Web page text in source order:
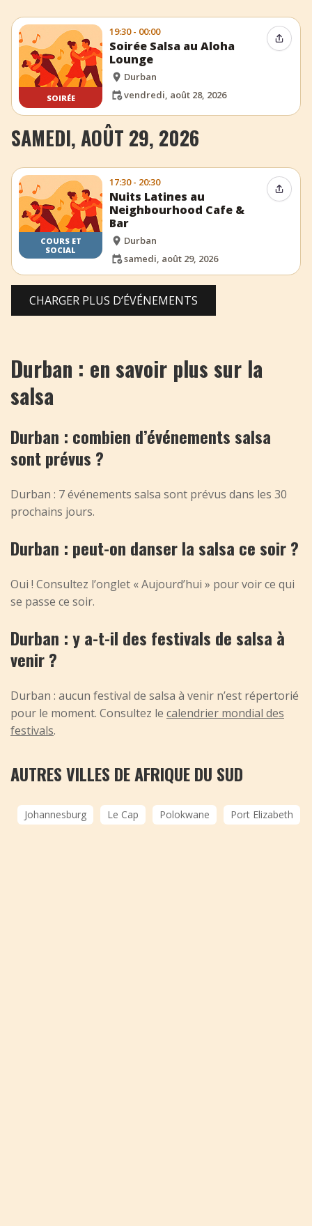
SOIRÉE
19:30 - 00:00
Soirée Salsa au Aloha
Lounge
Durban
vendredi, août 28, 2026
SAMEDI, AOÛT 29, 2026
COURS ET
SOCIAL
17:30 - 20:30
Nuits Latines au
Neighbourhood Cafe &
Bar
Durban
samedi, août 29, 2026
CHARGER PLUS D’ÉVÉNEMENTS
Durban : en savoir plus sur la
salsa
Durban : combien d’événements salsa
sont prévus ?
Durban : 7 événements salsa sont prévus dans les 30
prochains jours.
Durban : peut-on danser la salsa ce soir ?
Oui ! Consultez l’onglet « Aujourd’hui » pour voir ce qui
se passe ce soir.
Durban : y a-t-il des festivals de salsa à
venir ?
Durban : aucun festival de salsa à venir n’est répertorié
pour le moment. Consultez le calendrier mondial des
festivals.
AUTRES VILLES DE AFRIQUE DU SUD
Johannesburg Le Cap Polokwane Port Elizabeth